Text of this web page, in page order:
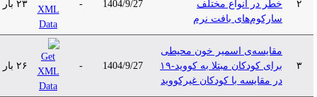
خطر در انواع مختلف
سارکوم‌های بافت نرم
1404/9/27 ۲۳ بار
مقایسه‌ی اسمیر خون محیطی
برای کودکان مبتلا به کووید-۱۹
در مقایسه با کودکان غیرکووید
1404/9/27 ۲۶ بار